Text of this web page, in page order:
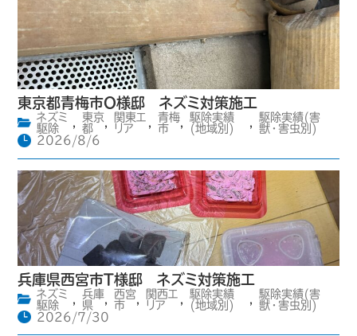
東京都青梅市O様邸 ネズミ対策施工
ネズミ
駆除
,
東京
都
,
関東エ
リア
,
青梅
市
,
駆除実績
(地域別)
,
駆除実績(害
獣・害虫別)
2026/8/6
兵庫県西宮市T様邸 ネズミ対策施工
ネズミ
駆除
兵庫
県
,
西宮
市
関西エ
リア
駆除実績
(地域別)
駆除実績(害
獣・害虫別)
2026/7/30